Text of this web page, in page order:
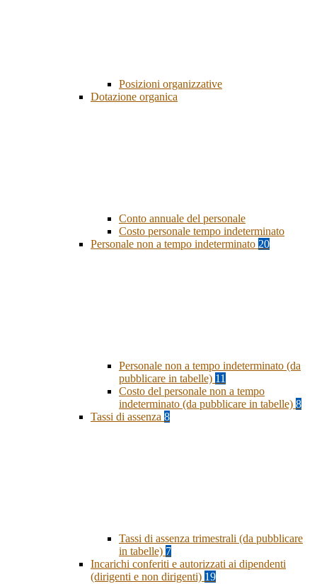
Posizioni organizzative
Dotazione organica
Conto annuale del personale
Costo personale tempo indeterminato
Personale non a tempo indeterminato 20
Personale non a tempo indeterminato (da
pubblicare in tabelle) 11
Costo del personale non a tempo
indeterminato (da pubblicare in tabelle) 8
Tassi di assenza 8
Tassi di assenza trimestrali (da pubblicare
in tabelle) 7
Incarichi conferiti e autorizzati ai dipendenti
(dirigenti e non dirigenti) 19